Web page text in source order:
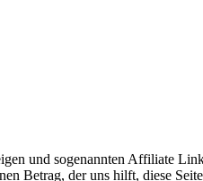
und sogenannten Affiliate
Betrag, der uns hilft, diese